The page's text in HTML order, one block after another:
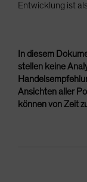
Entwicklung ist
In diesem
stellen keine
Ansichten aller
können von Zeit